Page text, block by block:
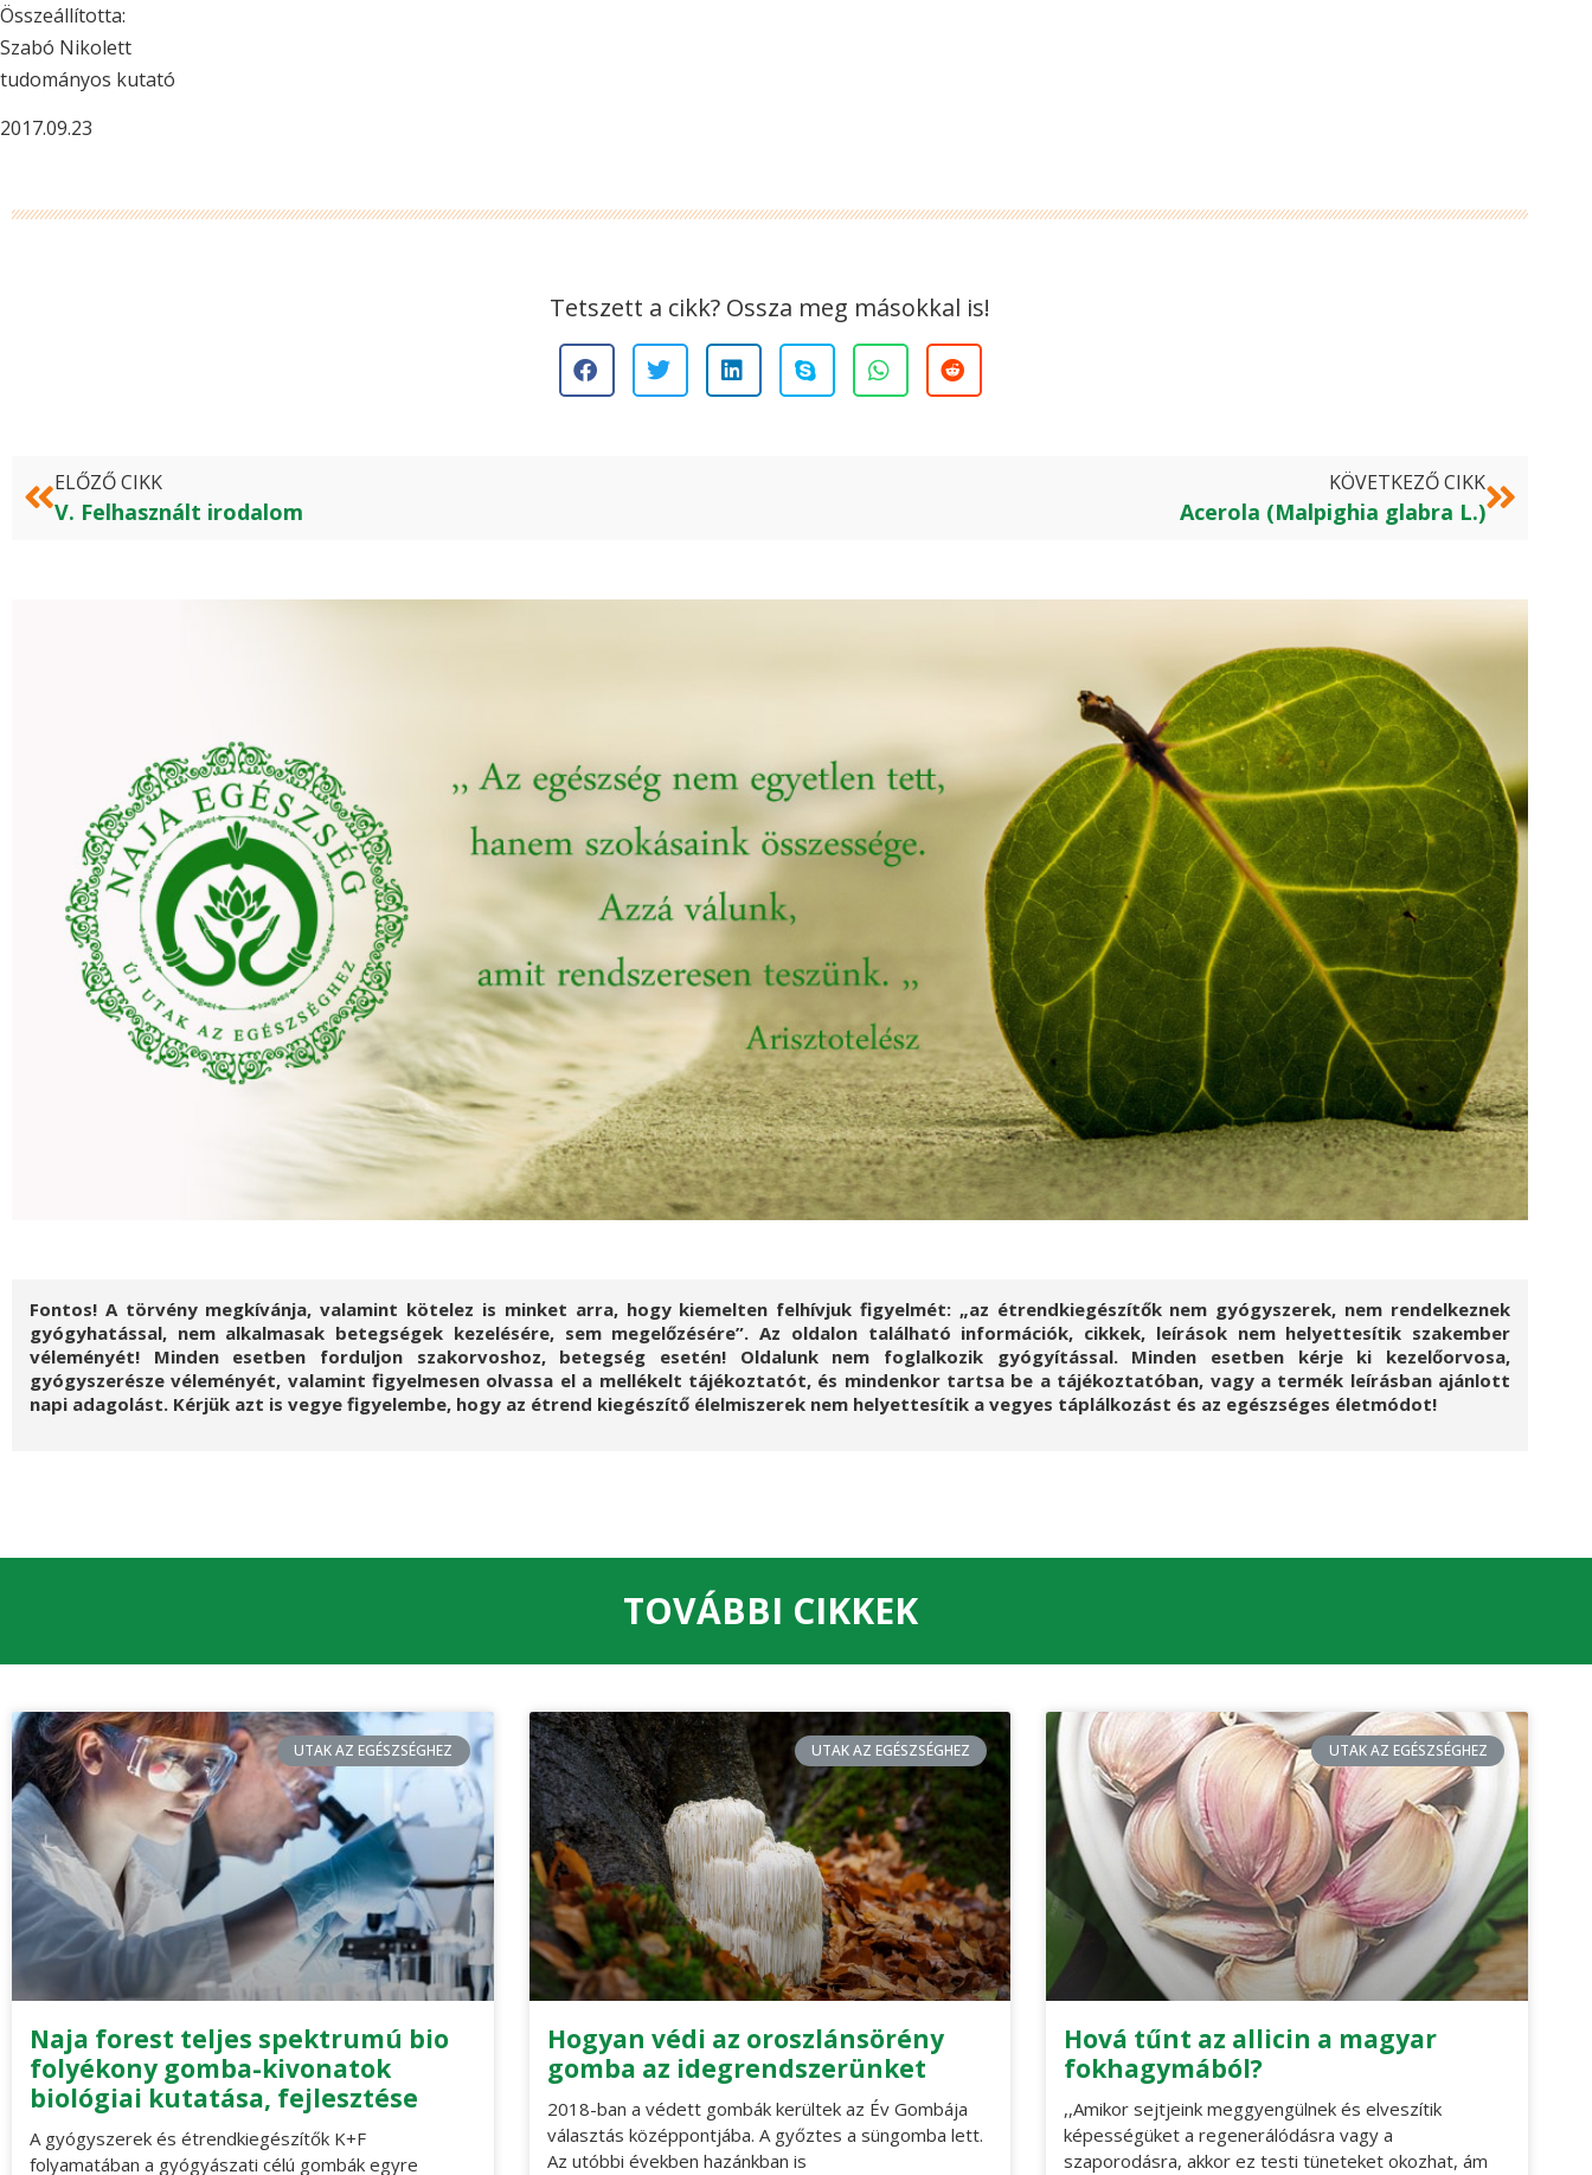
Összeállította:
Szabó Nikolett
tudományos kutató
2017.09.23
Tetszett a cikk? Ossza meg másokkal is!
ELŐZŐ CIKK
V. Felhasznált irodalom
KÖVETKEZŐ CIKK
Acerola (Malpighia glabra L.)
Fontos! A törvény megkívánja, valamint kötelez is minket arra, hogy kiemelten felhívjuk figyelmét: „az étrendkiegészítők nem gyógyszerek, nem rendelkeznek
gyógyhatással, nem alkalmasak betegségek kezelésére, sem megelőzésére”. Az oldalon található információk, cikkek, leírások nem helyettesítik szakember
véleményét! Minden esetben forduljon szakorvoshoz, betegség esetén! Oldalunk nem foglalkozik gyógyítással. Minden esetben kérje ki kezelőorvosa,
gyógyszerésze véleményét, valamint figyelmesen olvassa el a mellékelt tájékoztatót, és mindenkor tartsa be a tájékoztatóban, vagy a termék leírásban ajánlott
napi adagolást. Kérjük azt is vegye figyelembe, hogy az étrend kiegészítő élelmiszerek nem helyettesítik a vegyes táplálkozást és az egészséges életmódot!
TOVÁBBI CIKKEK
UTAK AZ EGÉSZSÉGHEZ
Naja forest teljes spektrumú bio
folyékony gomba-kivonatok
biológiai kutatása, fejlesztése
A gyógyszerek és étrendkiegészítők K+F
folyamatában a gyógyászati célú gombák egyre
UTAK AZ EGÉSZSÉGHEZ
Hogyan védi az oroszlánsörény
gomba az idegrendszerünket
2018-ban a védett gombák kerültek az Év Gombája
választás középpontjába. A győztes a süngomba lett.
Az utóbbi években hazánkban is
UTAK AZ EGÉSZSÉGHEZ
Hová tűnt az allicin a magyar
fokhagymából?
,,Amikor sejtjeink meggyengülnek és elveszítik
képességüket a regenerálódásra vagy a
szaporodásra, akkor ez testi tüneteket okozhat, ám